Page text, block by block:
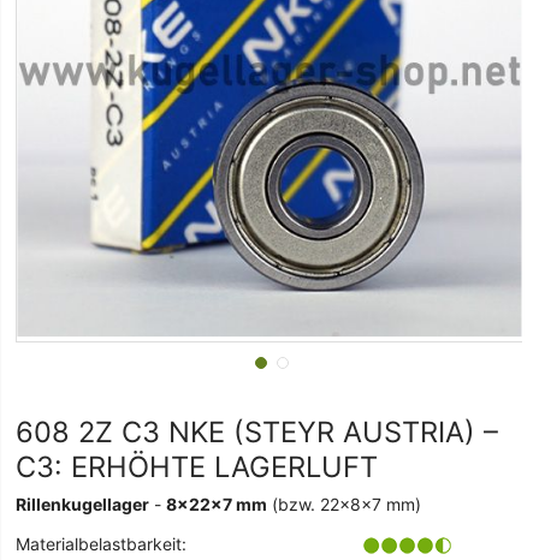
608 2Z C3 NKE (STEYR AUSTRIA) –
C3: ERHÖHTE LAGERLUFT
Rillenkugellager -8x22x7 mm (bzw. 22x8x7 mm)
Materialbelastbarkeit: